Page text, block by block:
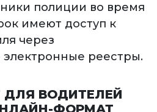
полиции во время
имеют доступ к
через
электронные реестры.
ДЛЯ ВОДИТЕЛЕЙ